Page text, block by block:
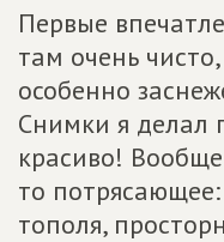
Первые
там очень
особенно
Снимки я делал
красиво!
то
тополя,